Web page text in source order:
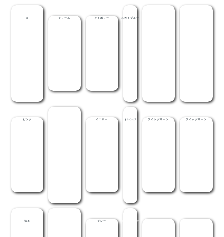
白 クリーム アイボリー スカイブルー
ピンク イエロー オレンジ ライトグリーン ライムグリーン
抹茶 グレー
ライトブラウ